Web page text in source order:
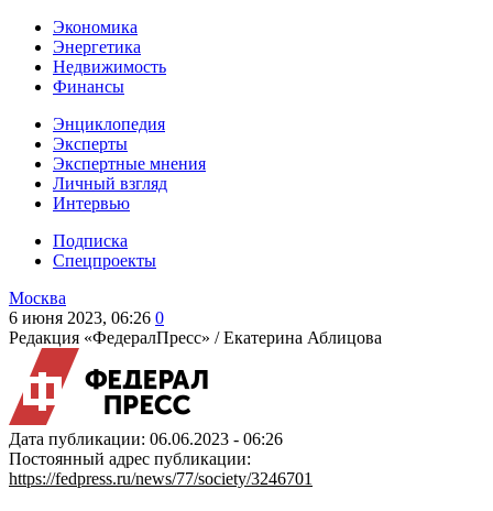
Экономика
Энергетика
Недвижимость
Финансы
Энциклопедия
Эксперты
Экспертные мнения
Личный взгляд
Интервью
Подписка
Спецпроекты
Москва
6 июня 2023, 06:26 0
Редакция «ФедералПресс» /Екатерина Аблицова
Дата публикации: 06.06.2023 - 06:26
Постоянный адрес публикации:
https://fedpress.ru/news/77/society/3246701